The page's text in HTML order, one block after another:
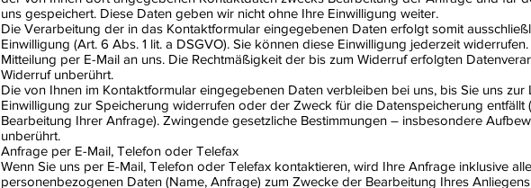
uns gespeichert. Diese Daten geben wir nicht ohne Ihre Einwilligung weiter.
Die Verarbeitung der in das Kontaktformular eingegebenen Daten erfolgt somit
Einwilligung (Art. 6 Abs. 1 lit. a DSGVO). Sie können diese Einwilligung jederzeit
Mitteilung per E-Mail an uns. Die Rechtmäßigkeit der bis zum Widerruf erfolgten
Widerruf unberührt.
Die von Ihnen im Kontaktformular eingegebenen Daten verbleiben bei uns, bis Sie uns
Einwilligung zur Speicherung widerrufen oder der Zweck für die Datenspeicherung entfällt
Bearbeitung Ihrer Anfrage). Zwingende gesetzliche Bestimmungen – insbesondere
unberührt.
Anfrage per E-Mail, Telefon oder Telefax
Wenn Sie uns per E-Mail, Telefon oder Telefax kontaktieren, wird Ihre Anfrage inklusive
personenbezogenen Daten (Name, Anfrage) zum Zwecke der Bearbeitung Ihres